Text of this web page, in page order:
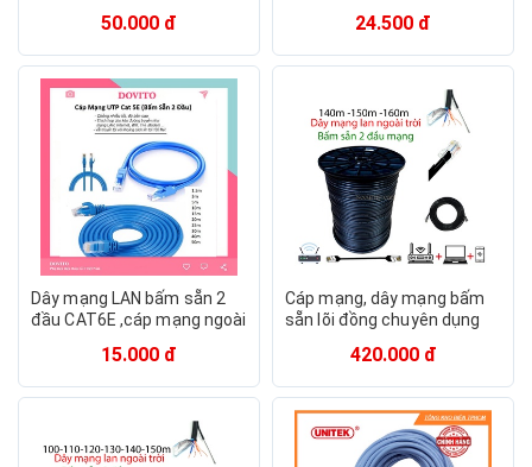
Hàng chính hãng
50.000 đ 24.500 đ
Dây mạng LAN bấm sẵn 2
đầu CAT6E ,cáp mạng ngoài
15.000 đ
Cáp mạng, dây mạng bấm
sẵn lõi đồng chuyên dụng
420.000 đ